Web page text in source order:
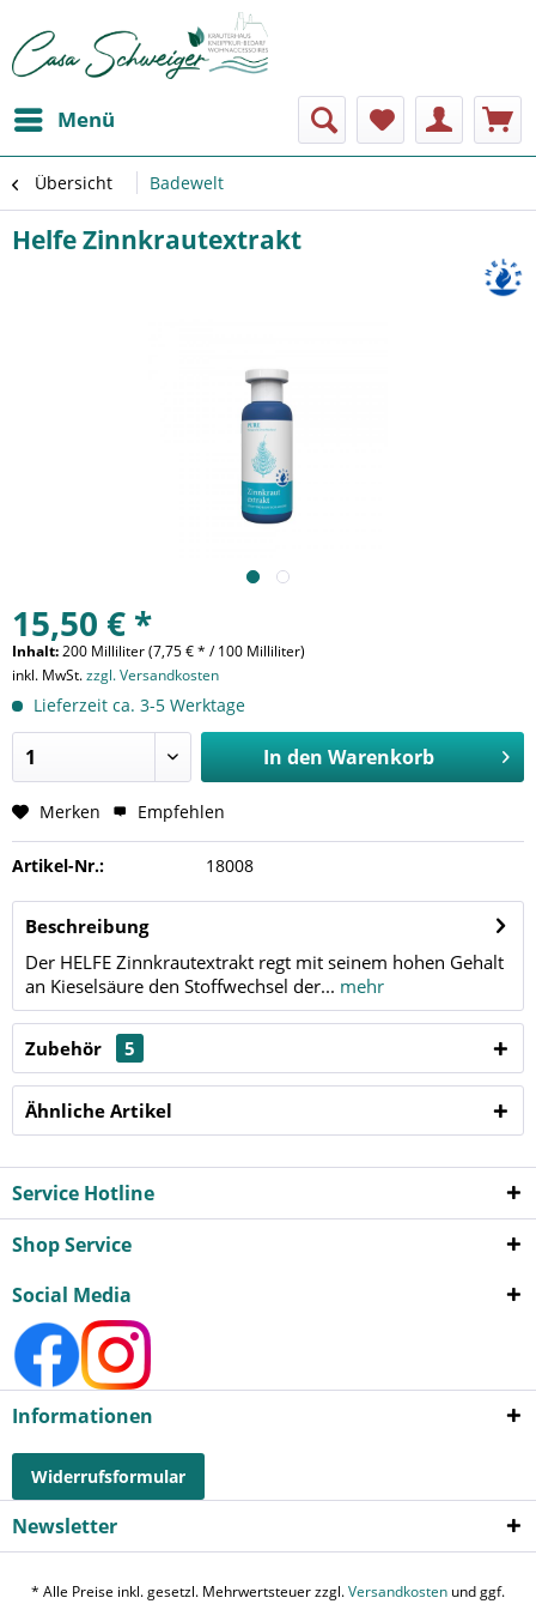
Menü
Übersicht Badewelt
Helfe Zinnkrautextrakt
15,50 € *
Inhalt:200 Milliliter (7,75 € * / 100 Milliliter)
inkl. MwSt.zzgl. Versandkosten
Lieferzeit ca. 3-5 Werktage
In den Warenkorb
Merken Empfehlen
Artikel-Nr.: 18008
Beschreibung
Der HELFE Zinnkrautextrakt regt mit seinem hohen Gehalt
an Kieselsäure den Stoffwechsel der... mehr
Zubehör 5
Ähnliche Artikel
Service Hotline
Shop Service
Social Media
Informationen
Widerrufsformular
Newsletter
* Alle Preise inkl. gesetzl. Mehrwertsteuer zzgl.Versandkosten und ggf.